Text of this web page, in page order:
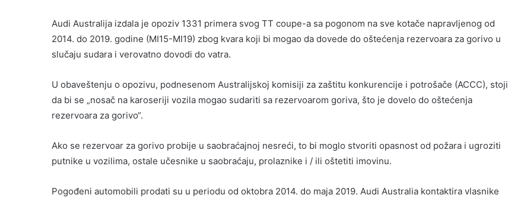
Audi Australija izdala je opoziv 1331 primera svog TT coupe-a sa pogonom na sve kotače napravljenog od
2014. do 2019. godine (MI15-MI19) zbog kvara koji bi mogao da dovede do oštećenja rezervoara za gorivo u
slučaju sudara i verovatno dovodi do vatra.
U obaveštenju o opozivu, podnesenom Australijskoj komisiji za zaštitu konkurencije i potrošače (ACCC), stoji
da bi se „nosač na karoseriji vozila mogao sudariti sa rezervoarom goriva, što je dovelo do oštećenja
rezervoara za gorivo“.
Ako se rezervoar za gorivo probije u saobraćajnoj nesreći, to bi moglo stvoriti opasnost od požara i ugroziti
putnike u vozilima, ostale učesnike u saobraćaju, prolaznike i / ili oštetiti imovinu.
Pogođeni automobili prodati su u periodu od oktobra 2014. do maja 2019. Audi Australia kontaktira vlasnike